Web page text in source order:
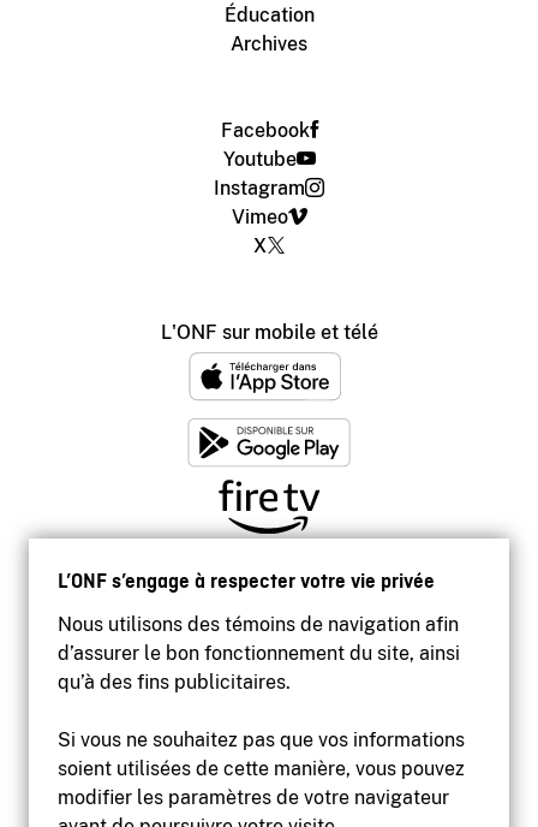
L’ONF s’engage à respecter votre vie privée
Nous utilisons des témoins de navigation afin
d’assurer le bon fonctionnement du site, ainsi
qu’à des fins publicitaires.
Si vous ne souhaitez pas que vos informations
soient utilisées de cette manière, vous pouvez
modifier les paramètres de votre navigateur
Éducation
Archives
Facebook
Youtube
Instagram
Vimeo
X
L'ONF sur mobile et télé
Accessibilité